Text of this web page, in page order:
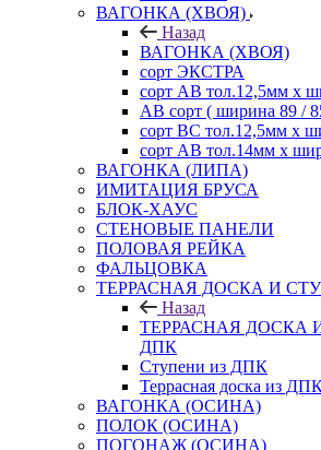
ВАГОНКА (ХВОЯ)
Назад
ВАГОНКА (ХВОЯ)
сорт ЭКСТРА
сорт АВ тол.12,5мм х
АВ сорт ( ширина 89 /
сорт ВС тол.12,5мм х
сорт АВ тол.14мм х
ВАГОНКА (ЛИПА)
ИМИТАЦИЯ БРУСА
БЛОК-ХАУС
СТЕНОВЫЕ ПАНЕЛИ
ПОЛОВАЯ РЕЙКА
ФАЛЬЦОВКА
ТЕРРАСНАЯ ДОСКА И
Назад
ТЕРРАСНАЯ ДОСКА
ДПК
Ступени из ДПК
Террасная доска из
ВАГОНКА (ОСИНА)
ПОЛОК (ОСИНА)
ПОГОНАЖ (ОСИНА)